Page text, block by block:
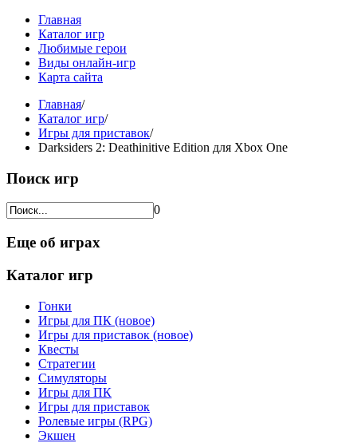
Главная
Каталог игр
Любимые герои
Виды онлайн-игр
Карта сайта
Главная/
Каталог игр/
Игры для приставок/
Darksiders 2: Deathinitive Edition для Xbox One
Поиск игр
0
Еще об играх
Каталог игр
Гонки
Игры для ПК (новое)
Игры для приставок (новое)
Квесты
Стратегии
Симуляторы
Игры для ПК
Игры для приставок
Ролевые игры (RPG)
Экшен